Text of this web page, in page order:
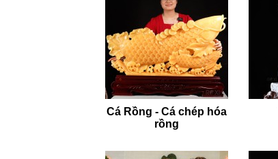
Cá Rồng - Cá chép hóa
rồng